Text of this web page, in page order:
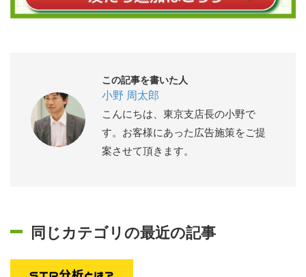
この記事を書いた人
小野 周太郎
こんにちは、東京支店長の小野で
す。お客様にあった広告施策をご提
案させて頂きます。
同じカテゴリの最近の記事